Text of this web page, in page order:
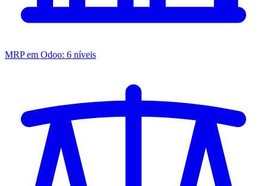
MRP em Odoo: 6 níveis